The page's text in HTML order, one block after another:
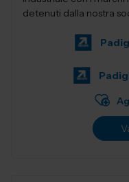
detenuti dalla nostra